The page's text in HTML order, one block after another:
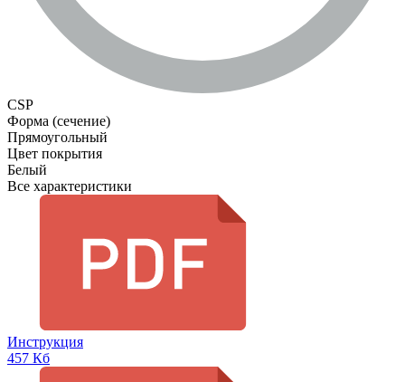
CSP
Форма (сечение)
Прямоугольный
Цвет покрытия
Белый
Все характеристики
Инструкция
457 Кб